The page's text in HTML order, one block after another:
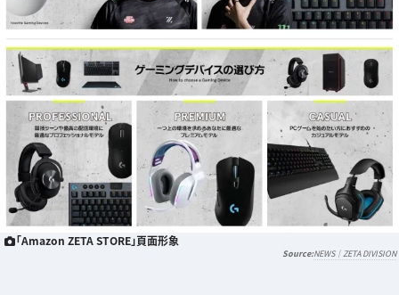
「Amazon ZETA STORE」頁面形象
NEWS｜ZETA DIVISION